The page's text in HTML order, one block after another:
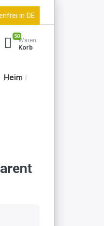
in DE
50
Waren
Korb
Heim & Garten